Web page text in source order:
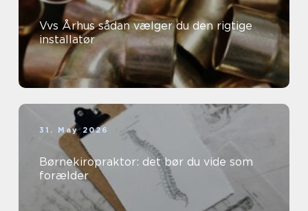
Vvs Århus sådan vælger du den rigtige
installatør
31. May 2026
Børnekiropraktor: det bør du vide som
forælder